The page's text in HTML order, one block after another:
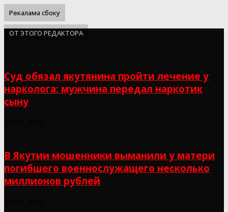
Рекалама сбоку
ОТ ЭТОГО РЕДАКТОРА
Суд обязал якутянина пройти лечение у
нарколога: мужчина передал наркотик
сыну
В Якутии мошенники выманили у матери
погибшего военнослужащего несколько
миллионов рублей